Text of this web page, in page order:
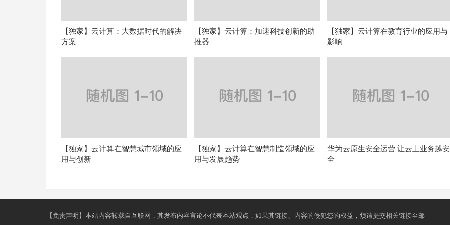
【独家】云计算：大数据时代的解决
方案
【独家】云计算：加速科技创新的助
推器
【独家】云计算在教育行业的应用与
影响
【独家】云计算在智慧城市领域的应
用与创新
【独家】云计算在智慧制造领域的应
用与发展趋势
华为云原生安全运营 让云上业务越安
全
【免责声明】本站内容转载自互联网，其发布内容言论不代表本站观点，如果其链接、内容的侵犯您的权益，烦请提交相关链接至邮